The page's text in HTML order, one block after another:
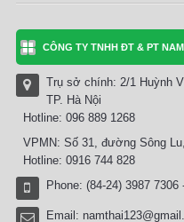
CÔNG TY TNHH ĐT & PT NAM
Trụ sở chính: 2/1 Huỳnh
TP. Hà Nội
Hotline: 096 889 1268
VPMN: Số 31, đường Sông
Hotline: 0916 744 828
Phone: (84-24) 3987
Email: